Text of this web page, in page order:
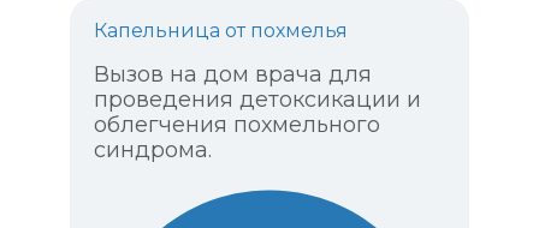
Капельница от похмелья
Вызов на дом врача для
проведения детоксикации и
облегчения похмельного
синдрома.